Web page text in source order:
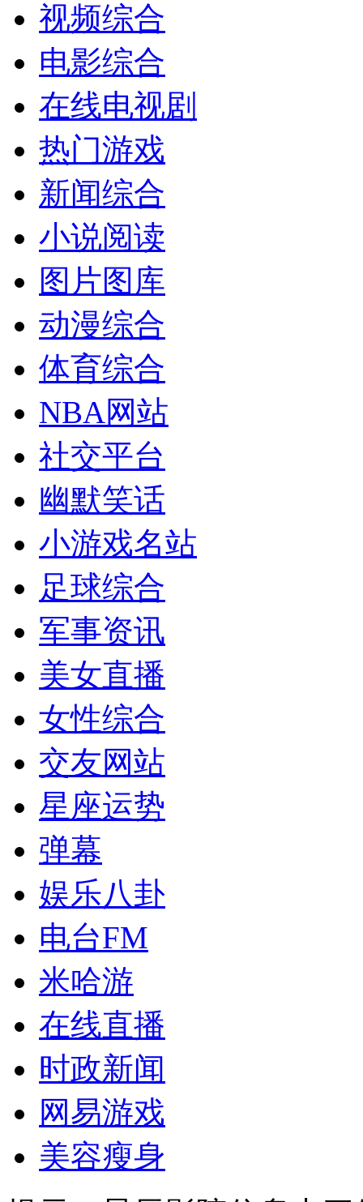
视频综合
电影综合
在线电视剧
热门游戏
新闻综合
小说阅读
图片图库
动漫综合
体育综合
NBA网站
社交平台
幽默笑话
小游戏名站
足球综合
军事资讯
美女直播
女性综合
交友网站
星座运势
弹幕
娱乐八卦
电台FM
米哈游
在线直播
时政新闻
网易游戏
美容瘦身